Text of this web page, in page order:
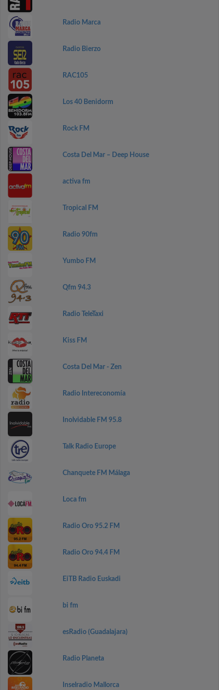
Radio Marca
Radio Bierzo
RAC105
Los 40 Benidorm
Rock FM
Costa Del Mar – Deep House
activa fm
Tropical FM
Radio 90fm
Yumbo FM
Qfm 94.3
Radio TeleTaxi
Kiss FM
Costa Del Mar - Zen
Radio Intereconomía
Inolvidable FM 95.8
Talk Radio Europe
Chanquete FM Málaga
Loca fm
Radio Oro 95.2 FM
Radio Oro 94.4 FM
EiTB Radio Euskadi
bi fm
esRadio (Guadalajara)
Radio Planeta
Inselradio Mallorca